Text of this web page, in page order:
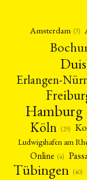
Amsterdam (3)
Erlangen-
Hamburg
Köln (29)
Ludwigshafen am
Online (4)
Tübingen (40)